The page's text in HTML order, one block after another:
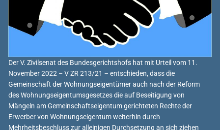
Der V. Zivilsenat des Bundesgerichtshofs hat mit Urteil vom 11.
November 2022 – V ZR 213/21 – entschieden, dass die
Gemeinschaft der Wohnungseigentümer auch nach der Reform
des Wohnungseigentumsgesetzes die auf Beseitigung von
Mängeln am Gemeinschaftseigentum gerichteten Rechte der
Erwerber von Wohnungseigentum weiterhin durch
Mehrheitsbeschluss zur alleinigen Durchsetzung an sich ziehen